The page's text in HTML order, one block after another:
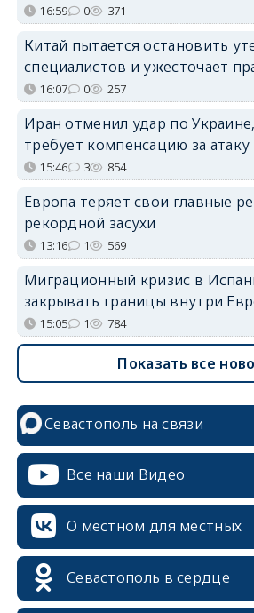
16:59 0 371
Китай пытается остановить
специалистов и ужесточает
16:07 0 257
Иран отменил удар по
требует компенсацию за атаку
15:46 3 854
Европа теряет свои главные
рекордной засухи
13:16 1 569
Миграционный кризис в
закрывать границы внутри
15:05 1 784
Показать все
Севастополь на связи
Все наши Видео
О местном для местных
Севастополь в сердце